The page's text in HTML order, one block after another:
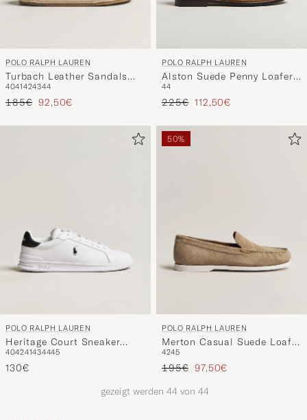
POLO RALPH LAUREN
Turbach Leather Sandals
Milkshake
4041424344
Regulärer Preis
185€ Reduzierter Preis
92,50€
POLO RALPH LAUREN
Alston Suede Penny Loafer
Desert Tan
44
Regulärer Preis
225€ Reduzierter Preis
112,50€
POLO RALPH LAUREN
Heritage Court Sneaker
White/Black
404241434445
130€
50%
POLO RALPH LAUREN
Merton Casual Suede Loafer
Dirty Buck
4245
Regulärer Preis
195€ Reduzierter Preis
97,50€
gezeigt werden 44 von 44